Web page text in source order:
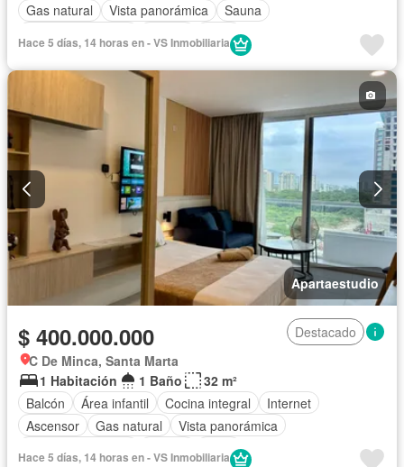
Gas natural
Vista panorámica
Sauna
Agua
Hace 5 días, 14 horas en - VS Inmobiliaria
Apartaestudio
$ 400.000.000
Destacado
C De Minca, Santa Marta
1 Habitación
1 Baño
32 m²
Balcón
Área infantil Cocina integral
Internet
Ascensor
Gas natural
Vista panorámica
Agua
Hace 5 días, 14 horas en - VS Inmobiliaria